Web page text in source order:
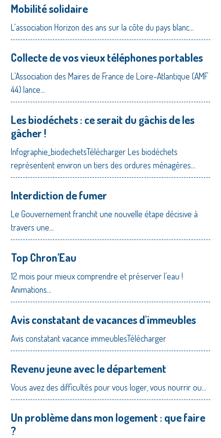
Mobilité solidaire
L'association Horizon des ans sur la côte du pays blanc...
Collecte de vos vieux téléphones portables
L’Association des Maires de France de Loire-Atlantique (AMF
44) lance...
Les biodéchets : ce serait du gâchis de les
gâcher !
Infographie_biodechetsTélécharger Les biodéchets
représentent environ un tiers des ordures ménagères...
Interdiction de fumer
Le Gouvernement franchit une nouvelle étape décisive à
travers une...
Top Chron’Eau
12 mois pour mieux comprendre et préserver l’eau !
Animations...
Avis constatant de vacances d'immeubles
Avis constatant vacance immeublesTélécharger
Revenu jeune avec le département
Vous avez des difficultés pour vous loger, vous nourrir ou...
Un problème dans mon logement : que faire
?